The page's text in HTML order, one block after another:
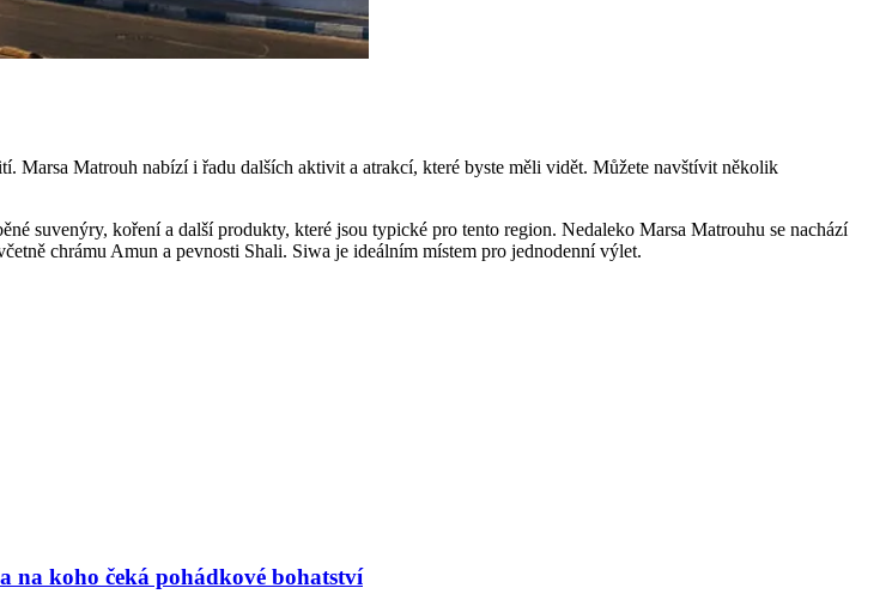
Marsa Matrouh nabízí i řadu dalších aktivit a atrakcí, které byste měli vidět. Můžete navštívit několik
suvenýry, koření a další produkty, které jsou typické pro tento region. Nedaleko Marsa Matrouhu se nachází
chrámu Amun a pevnosti Shali. Siwa je ideálním místem pro jednodenní výlet.
na koho čeká pohádkové bohatství